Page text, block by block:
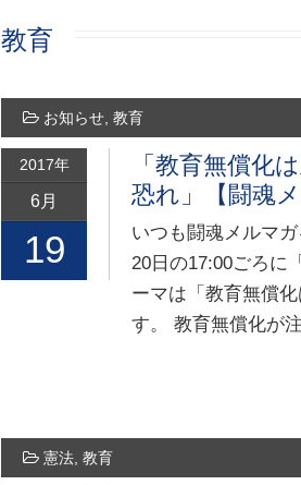
教育
お知らせ 教育
2017年
6月
19
「教育無償化
恐れ」【闘魂
いつも闘魂メルマ
20日の17:00ごろに
ーマは「教育無償
す。 教育無償化が
憲法 教育